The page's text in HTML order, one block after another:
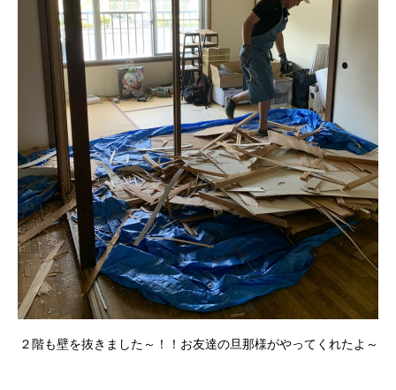
２階も壁を抜きました～！！お友達の旦那様がやってくれたよ～